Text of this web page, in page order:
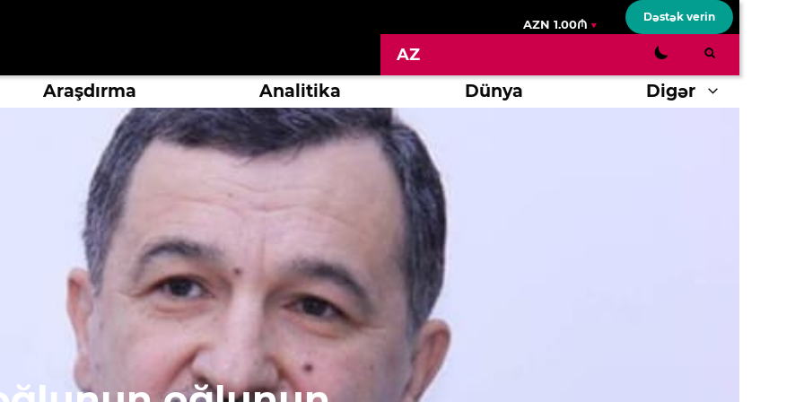
AZN 1.00₼
Dəstək verin
AZ
Araşdırma Analitika Dünya Digər